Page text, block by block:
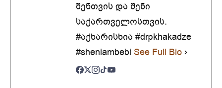
შენთვის და შენი
საქართველოსთვის.
#აქხარისხია #drpkhakadze
#sheniambebi See Full Bio